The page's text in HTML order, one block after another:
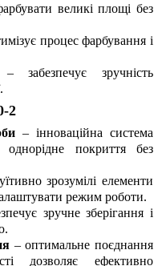
великі площі без
процес фарбування і
забезпечує зручність
2
– інноваційна система
покриття без
зрозумілі елементи
режим роботи.
зручне зберігання і
– оптимальне поєднання
дозволяє ефективно